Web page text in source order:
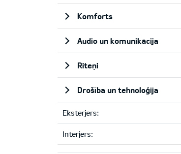
Komforts
Audio un komunikācija
Riteņi
Drošība un tehnoloģija
Eksterjers:
Interjers: